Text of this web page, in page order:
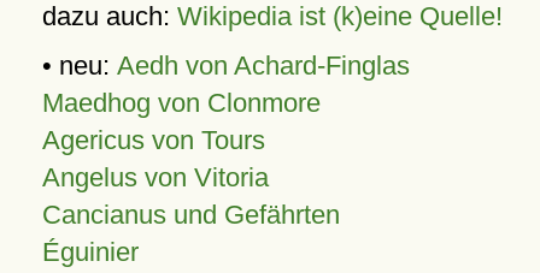
dazu auch: Wikipedia ist (k)eine Quelle!
• neu: Aedh von Achard-Finglas
Maedhog von Clonmore
Agericus von Tours
Angelus von Vitoria
Cancianus und Gefährten
Éguinier